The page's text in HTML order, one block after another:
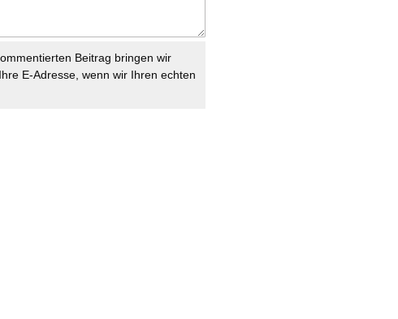
Beitrag bringen wir
E-Adresse, wenn wir Ihren echten